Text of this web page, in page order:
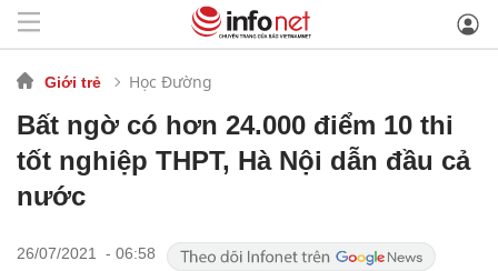
Giới trẻ Học Đường
Bất ngờ có hơn 24.000 điểm 10 thi
tốt nghiệp THPT, Hà Nội dẫn đầu cả
nước
26/07/2021 - 06:58